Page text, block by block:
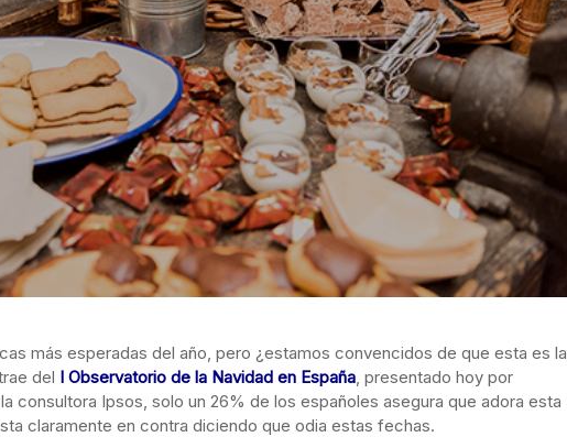
más esperadas del año, pero ¿estamos convencidos de que esta es la
del I Observatorio de la Navidad en España, presentado hoy por
consultora Ipsos, solo un 26% de los españoles asegura que adora esta
claramente en contra diciendo que odia estas fechas.